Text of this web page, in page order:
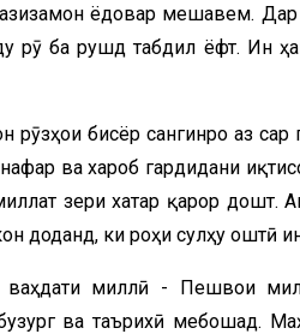
ёдовар мешавем. Дар
рӯ ба рушд табдил ёфт. Ин
рӯзҳои бисёр сангинро аз
нафар ва хароб гардидани
зери хатар қарор
доданд, ки роҳи сулҳу оштӣ
миллӣ - Пешвои
ва таърихӣ мебошад.